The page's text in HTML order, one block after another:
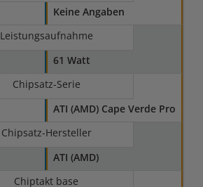
Keine Angaben
Leistungsaufnahme
61 Watt
Chipsatz-Serie
ATI (AMD) Cape Verde Pro
Chipsatz-Hersteller
ATI (AMD)
Chiptakt base